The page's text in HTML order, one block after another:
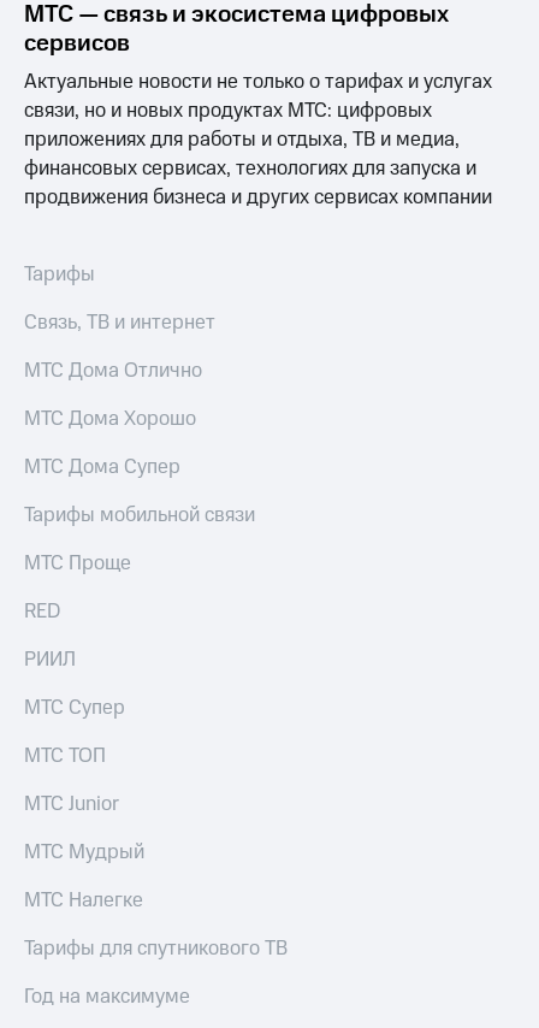
МТС
Достижения
Интервью
Финансовая
Новости
в
регионе
и акционерам
Корпоративное
управление
секретарь
информации
Собрания
акционеров
Личный
акционера
Акционерный
капитал
Контроль
аудит
акций
Описание
МТС — связь и экосистема цифровых
сервисов
Актуальные новости не только о тарифах и услугах
связи, но и новых продуктах МТС: цифровых
приложениях для работы и отдыха, ТВ и медиа,
финансовых сервисах, технологиях для запуска и
продвижения бизнеса и других сервисах компании
Тарифы
Связь, ТВ и интернет
МТС Дома Отлично
МТС Дома Хорошо
МТС Дома Супер
Тарифы мобильной связи
МТС Проще
RED
РИИЛ
МТС Супер
МТС ТОП
МТС Junior
МТС Мудрый
МТС Налегке
Тарифы для спутникового ТВ
Год на максимуме